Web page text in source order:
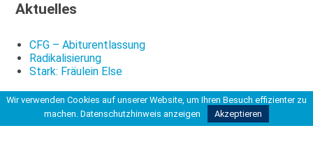
Aktuelles
CFG – Abiturentlassung
Radikalisierung
Stark: Fräulein Else
Wir verwenden Cookies auf unserer Website, um Ihren Besuch effizienter zu
machen. Datenschutzhinweis anzeigen Akzeptieren